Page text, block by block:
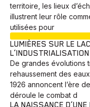
territoire, les lieux
illustrent leur rôle
utilisées pour
LUMIÈRES SUR LE
L’INDUSTRIALISATION
De grandes évolutions
rehaussement des
1926 annoncent l’ère
déroule le combat d
LA NAISSANCE